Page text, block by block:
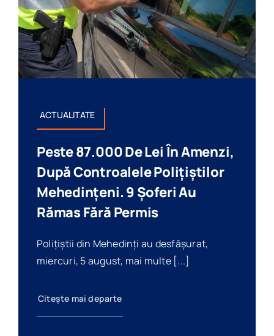
ACTUALITATE
Peste 87.000 De Lei În Amenzi,
După Controalele Polițiștilor
Mehedințeni. 9 Șoferi Au
Rămas Fără Permis
Polițiștii din Mehedinți au desfășurat,
miercuri, 5 august, mai multe [...]
Citește mai departe